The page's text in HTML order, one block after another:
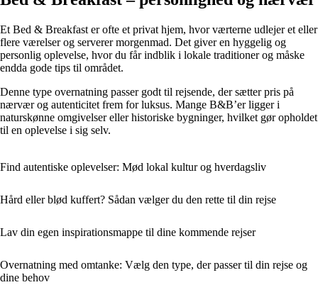
Et Bed & Breakfast er ofte et privat hjem, hvor værterne udlejer et eller
flere værelser og serverer morgenmad. Det giver en hyggelig og
personlig oplevelse, hvor du får indblik i lokale traditioner og måske
endda gode tips til området.
Denne type overnatning passer godt til rejsende, der sætter pris på
nærvær og autenticitet frem for luksus. Mange B&B’er ligger i
naturskønne omgivelser eller historiske bygninger, hvilket gør opholdet
til en oplevelse i sig selv.
Find autentiske oplevelser: Mød lokal kultur og hverdagsliv
Hård eller blød kuffert? Sådan vælger du den rette til din rejse
Lav din egen inspirationsmappe til dine kommende rejser
Overnatning med omtanke: Vælg den type, der passer til din rejse og
dine behov